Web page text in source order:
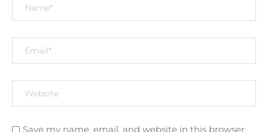
Save my name, email, and website in this browser